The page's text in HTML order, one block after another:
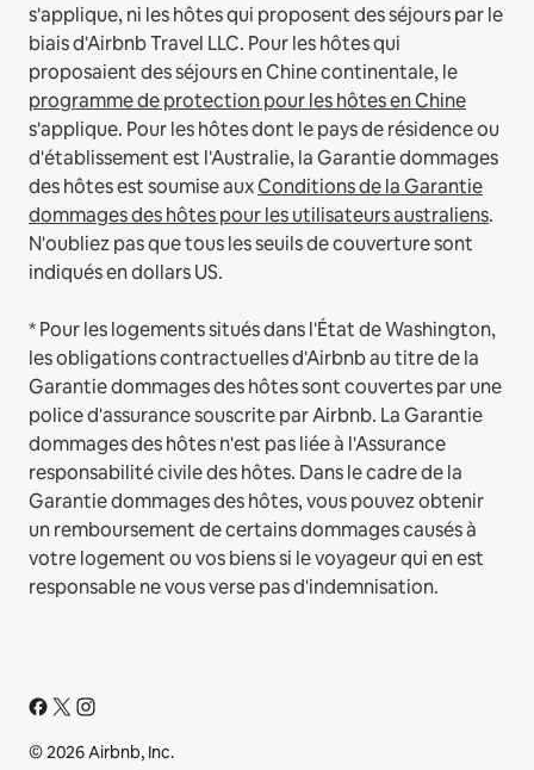
s'applique, ni les hôtes qui proposent des séjours par le
biais d'Airbnb Travel LLC. Pour les hôtes qui
proposaient des séjours en Chine continentale, le
programme de protection pour les hôtes en Chine
s'applique. Pour les hôtes dont le pays de résidence ou
d'établissement est l'Australie, la Garantie dommages
des hôtes est soumise auxConditions de la Garantie
dommages des hôtes pour les utilisateurs australiens.
N'oubliez pas que tous les seuils de couverture sont
indiqués en dollars US.
* Pour les logements situés dans l'État de Washington,
les obligations contractuelles d'Airbnb au titre de la
Garantie dommages des hôtes sont couvertes par une
police d'assurance souscrite par Airbnb. La Garantie
dommages des hôtes n'est pas liée à l'Assurance
responsabilité civile des hôtes. Dans le cadre de la
Garantie dommages des hôtes, vous pouvez obtenir
un remboursement de certains dommages causés à
votre logement ou vos biens si le voyageur qui en est
responsable ne vous verse pas d'indemnisation.
© 2026 Airbnb, Inc.